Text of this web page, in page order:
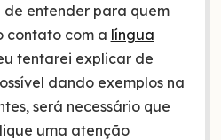
de entender para quem
contato com a língua
tentarei explicar de
dando exemplos na
será necessário que
uma atenção